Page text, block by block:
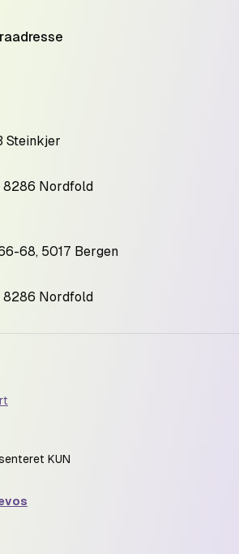
Steinkjer
8286 Nordfold
68, 5017 Bergen
8286 Nordfold
KUN